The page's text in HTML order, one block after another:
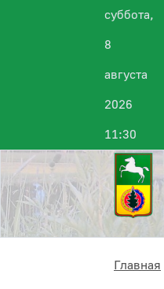
суббота,
8
августа
2026
11:30
Главная